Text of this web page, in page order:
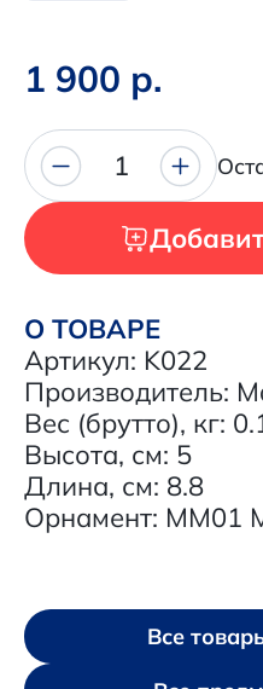
+7 (926)
Наши соцсети:
1 900 р.
О ТОВАРЕ
Артикул: K022
Производитель:
Вес (брутто), кг:
Высота, см: 5
Длина, см: 8.8
Орнамент: MM01
1
Все